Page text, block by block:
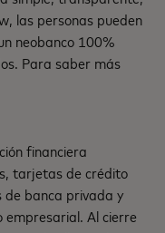
las personas pueden
neobanco 100%
Para saber más
financiera
tarjetas de crédito
de banca privada y
empresarial. Al cierre